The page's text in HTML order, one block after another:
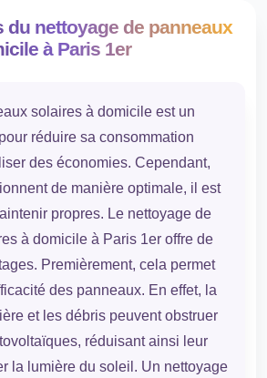
du nettoyage de panneaux
à Paris 1er
solaires à domicile est un
réduire sa consommation
des économies. Cependant,
de manière optimale, il est
propres. Le nettoyage de
à domicile à Paris 1er offre de
Premièrement, cela permet
des panneaux. En effet, la
et les débris peuvent obstruer
réduisant ainsi leur
la lumière du soleil. Un nettoyage